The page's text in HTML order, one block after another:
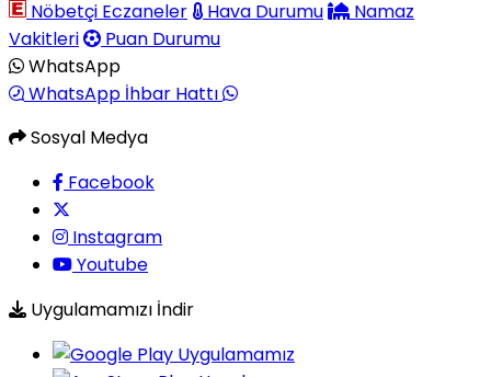
Nöbetçi Eczaneler
Hava Durumu
Namaz
Vakitleri
Puan Durumu
WhatsApp
WhatsApp İhbar Hattı
Sosyal Medya
Facebook
Instagram
Youtube
Uygulamamızı İndir